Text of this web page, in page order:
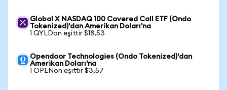
Global X NASDAQ 100 Covered Call ETF (Ondo
Tokenized)'dan Amerikan Doları'na
1 QYLDon eşittir $18,53
Opendoor Technologies (Ondo Tokenized)'dan
Amerikan Doları'na
1 OPENon eşittir $3,57